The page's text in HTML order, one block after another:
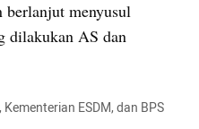
menyusul
dilakukan AS dan
ESDM, dan BPS